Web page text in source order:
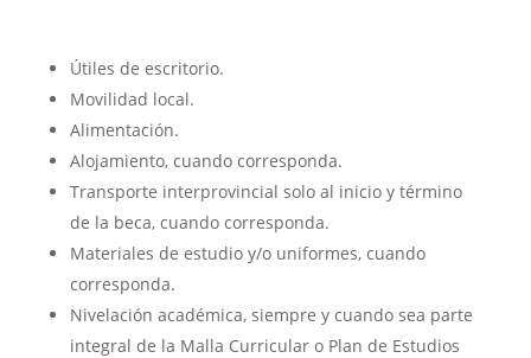
Útiles de escritorio.
Movilidad local.
Alimentación.
Alojamiento, cuando corresponda.
Transporte interprovincial solo al inicio y término
de la beca, cuando corresponda.
Materiales de estudio y/o uniformes, cuando
corresponda.
Nivelación académica, siempre y cuando sea parte
integral de la Malla Curricular o Plan de Estudios